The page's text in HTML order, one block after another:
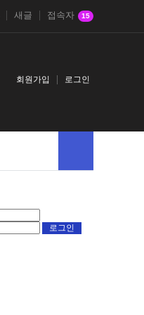
새글 접속자 15
회원가입 로그인